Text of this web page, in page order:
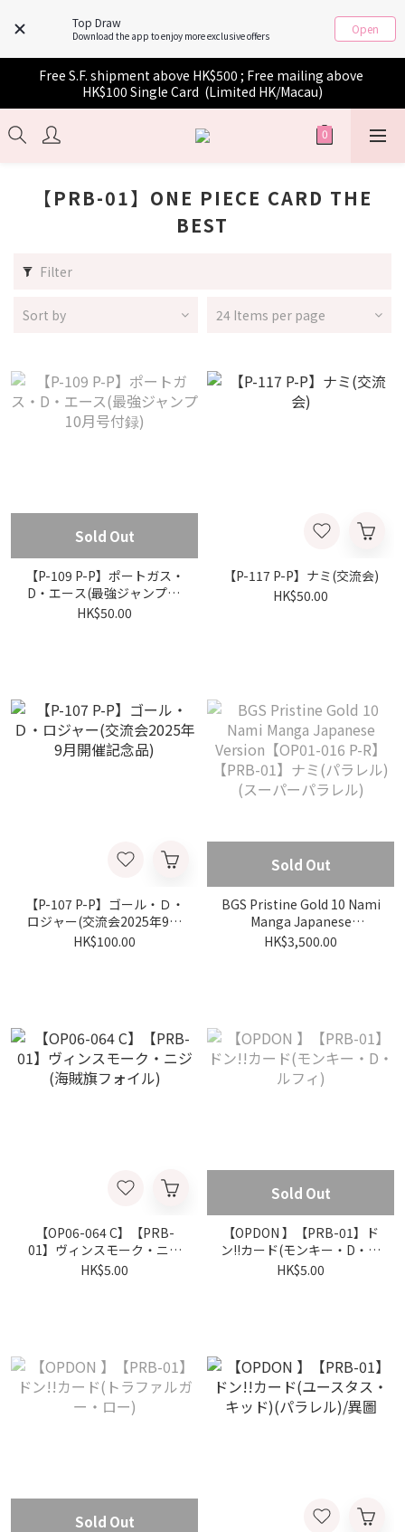
Top Draw
Download the app to enjoy more exclusive offers Open
Free S.F. shipment above HK$500 ; Free mailing above
HK$100 Single Card  (Limited HK/Macau)
【PRB-01】ONE PIECE CARD THE
BEST
Filter
Sort by 24 Items per page
Sold Out
【P-109 P-P】ポートガス・
D・エース(最強ジャンプ10
月号付録)
HK$50.00
【P-117 P-P】ナミ(交流会)
HK$50.00
【P-107 P-P】ゴール・Ｄ・
ロジャー(交流会2025年9月
開催記念品)
HK$100.00
Sold Out
BGS Pristine Gold 10 Nami
Manga Japanese
Version【OP01-016 P-R】
HK$3,500.00
【OP06-064 C】【PRB-
01】ヴィンスモーク・ニジ
(海賊旗フォイル)
HK$5.00
Sold Out
【OPDON 】【PRB-01】ド
ン!!カード(モンキー・D・ル
フィ)
HK$5.00
Sold Out